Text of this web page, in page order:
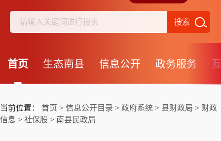
搜索
首页 生态南县 信息公开 政务服务
当前位置： 首页 > 信息公开目录 > 政府系统 > 县财政局 > 财政
信息 > 社保股 > 南县民政局